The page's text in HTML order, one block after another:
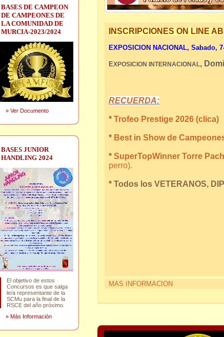
BASES DE CAMPEON
DE CAMPEONES DE
LA COMUNIDAD DE
MURCIA-2023/2024
» Ver Documento
BASES JUNIOR
HANDLING 2024
El objetivo de estos
Concursos es que salga
le/a representante de la
SCMu para la final de la
RSCE del año próximo.
» Más Información
INSCRIPCIONES ON LINE
EXPOSICION NACIONAL, Sabado,
EXPOSICION INTERNACIONAL,
RECUERDA:
* Trofeo Prestige 2026 (clica)
* Best in Show de
* SuperTopWinner Torre
perro).
* Todos los VETERANOS,
MAS INFORMACION